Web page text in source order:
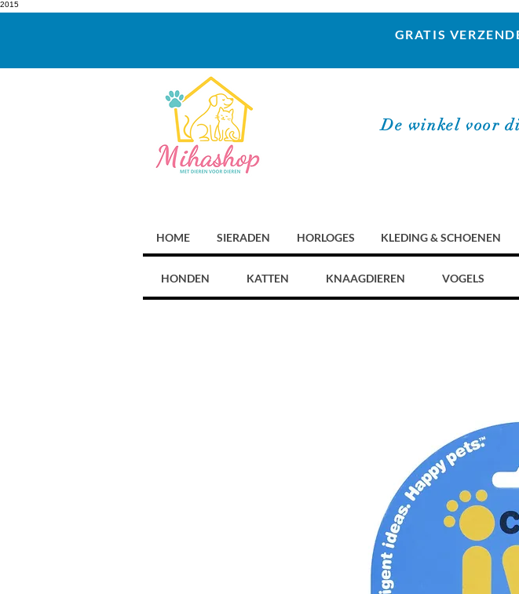
2015
GRATIS
De winkel voor
HOME SIERADEN HORLOGES KLEDING & SCHOENEN
HONDEN KATTEN KNAAGDIEREN VOGELS